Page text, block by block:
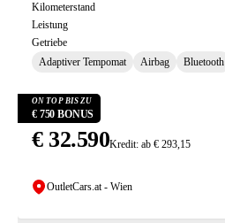
Kilometerstand
Leistung
Getriebe
Adaptiver Tempomat
Airbag Bluetooth
ON TOP BIS ZU
€ 750 BONUS
€ 32.590Kredit: ab € 293,15
OutletCars.at - Wien